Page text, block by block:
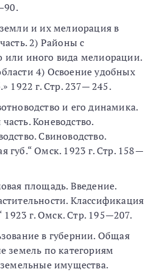
и их мелиорация в
2) Районы с
или иного вида мелиорации.
4) Освоение удобных
1922 г. Стр. 237— 245.
и его динамика.
Коневодство.
Свиноводство.
губ.“ Омск. 1923 г. Стр. 158—
площадь. Введение.
Классификация
1923 г. Омск. Стр. 195—207.
в губернии. Общая
земель по категориям
имущества.